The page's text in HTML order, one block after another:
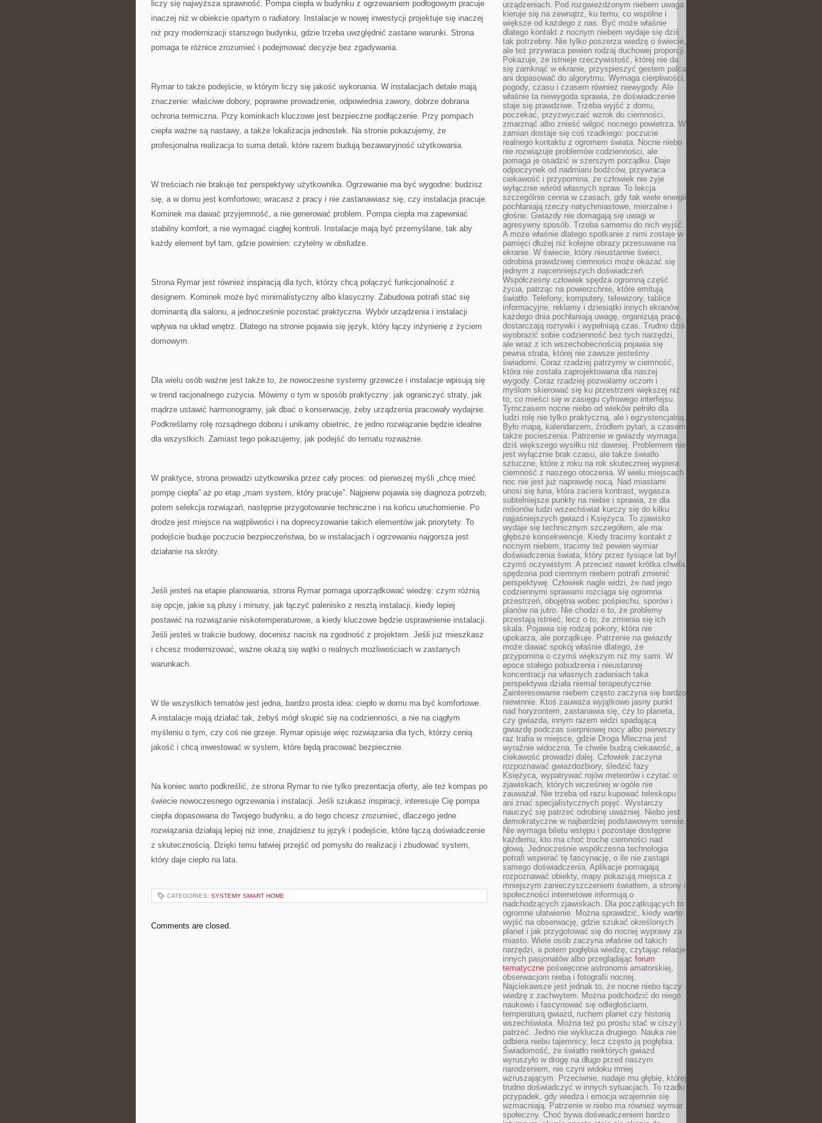
liczy się najwyższa sprawność. Pompa ciepła w budynku z ogrzewaniem podłogowym pracuje
inaczej niż w obiekcie opartym o radiatory. Instalacje w nowej inwestycji projektuje się inaczej
niż przy modernizacji starszego budynku, gdzie trzeba uwzględnić zastane warunki. Strona
pomaga te różnice zrozumieć i podejmować decyzje bez zgadywania.
Rymar to także podejście, w którym liczy się jakość wykonania. W instalacjach detale mają
znaczenie: właściwe dobory, poprawne prowadzenie, odpowiednia zawory, dobrze dobrana
ochrona termiczna. Przy kominkach kluczowe jest bezpieczne podłączenie. Przy pompach
ciepła ważne są nastawy, a także lokalizacja jednostek. Na stronie pokazujemy, że
profesjonalna realizacja to suma detali, które razem budują bezawaryjność użytkowania.
W treściach nie brakuje też perspektywy użytkownika. Ogrzewanie ma być wygodne: budzisz
się, a w domu jest komfortowo; wracasz z pracy i nie zastanawiasz się, czy instalacja pracuje.
Kominek ma dawać przyjemność, a nie generować problem. Pompa ciepła ma zapewniać
stabilny komfort, a nie wymagać ciągłej kontroli. Instalacje mają być przemyślane, tak aby
każdy element był tam, gdzie powinien: czytelny w obsłudze.
Strona Rymar jest również inspiracją dla tych, którzy chcą połączyć funkcjonalność z
designem. Kominek może być minimalistyczny albo klasyczny. Zabudowa potrafi stać się
dominantą dla salonu, a jednocześnie pozostać praktyczna. Wybór urządzenia i instalacji
wpływa na układ wnętrz. Dlatego na stronie pojawia się język, który łączy inżynierię z życiem
domowym.
Dla wielu osób ważne jest także to, że nowoczesne systemy grzewcze i instalacje wpisują się
w trend racjonalnego zużycia. Mówimy o tym w sposób praktyczny: jak ograniczyć straty, jak
mądrze ustawić harmonogramy, jak dbać o konserwację, żeby urządzenia pracowały wydajnie.
Podkreślamy rolę rozsądnego doboru i unikamy obietnic, że jedno rozwiązanie będzie idealne
dla wszystkich. Zamiast tego pokazujemy, jak podejść do tematu rozważnie.
W praktyce, strona prowadzi użytkownika przez cały proces: od pierwszej myśli „chcę mieć
pompę ciepła” aż po etap „mam system, który pracuje”. Najpierw pojawia się diagnoza potrzeb,
potem selekcja rozwiązań, następnie przygotowanie techniczne i na końcu uruchomienie. Po
drodze jest miejsce na wątpliwości i na doprecyzowanie takich elementów jak priorytety. To
podejście buduje poczucie bezpieczeństwa, bo w instalacjach i ogrzewaniu najgorsza jest
działanie na skróty.
Jeśli jesteś na etapie planowania, strona Rymar pomaga uporządkować wiedzę: czym różnią
się opcje, jakie są plusy i minusy, jak łączyć palenisko z resztą instalacji, kiedy lepiej
postawić na rozwiązanie niskotemperaturowe, a kiedy kluczowe będzie usprawnienie instalacji.
Jeśli jesteś w trakcie budowy, docenisz nacisk na zgodność z projektem. Jeśli już mieszkasz
i chcesz modernizować, ważne okażą się wątki o realnych możliwościach w zastanych
warunkach.
W tle wszystkich tematów jest jedna, bardzo prosta idea: ciepło w domu ma być komfortowe.
A instalacje mają działać tak, żebyś mógł skupić się na codzienności, a nie na ciągłym
myśleniu o tym, czy coś nie grzeje. Rymar opisuje więc rozwiązania dla tych, którzy cenią
jakość i chcą inwestować w system, które będą pracować bezpiecznie.
Na koniec warto podkreślić, że strona Rymar to nie tylko prezentacja oferty, ale też kompas po
świecie nowoczesnego ogrzewania i instalacji. Jeśli szukasz inspiracji, interesuje Cię pompa
ciepła dopasowana do Twojego budynku, a do tego chcesz zrozumieć, dlaczego jedne
rozwiązania działają lepiej niż inne, znajdziesz tu język i podejście, które łączą doświadczenie
z skutecznością. Dzięki temu łatwiej przejść od pomysłu do realizacji i zbudować system,
który daje ciepło na lata.
CATEGORIES: SYSTEMY SMART HOME
Comments are closed.
urządzeniach. Pod rozgwieżdżonym niebem uwaga
kieruje się na zewnątrz, ku temu, co wspólne i
większe od każdego z nas. Być może właśnie
dlatego kontakt z nocnym niebem wydaje się dziś
tak potrzebny. Nie tylko poszerza wiedzę o świecie,
ale też przywraca pewien rodzaj duchowej proporcji.
Pokazuje, że istnieje rzeczywistość, której nie da
się zamknąć w ekranie, przyspieszyć gestem palca
ani dopasować do algorytmu. Wymaga cierpliwości,
pogody, czasu i czasem również niewygody. Ale
właśnie ta niewygoda sprawia, że doświadczenie
staje się prawdziwe. Trzeba wyjść z domu,
poczekać, przyzwyczaić wzrok do ciemności,
zmarznąć albo znieść wilgoć nocnego powietrza. W
zamian dostaje się coś rzadkiego: poczucie
realnego kontaktu z ogromem świata. Nocne niebo
nie rozwiązuje problemów codzienności, ale
pomaga je osadzić w szerszym porządku. Daje
odpoczynek od nadmiaru bodźców, przywraca
ciekawość i przypomina, że człowiek nie żyje
wyłącznie wśród własnych spraw. To lekcja
szczególnie cenna w czasach, gdy tak wiele energii
pochłaniają rzeczy natychmiastowe, mierzalne i
głośne. Gwiazdy nie domagają się uwagi w
agresywny sposób. Trzeba samemu do nich wyjść.
A może właśnie dlatego spotkanie z nimi zostaje w
pamięci dłużej niż kolejne obrazy przesuwane na
ekranie. W świecie, który nieustannie świeci,
odrobina prawdziwej ciemności może okazać się
jednym z najcenniejszych doświadczeń.
Współczesny człowiek spędza ogromną część
życia, patrząc na powierzchnie, które emitują
światło. Telefony, komputery, telewizory, tablice
informacyjne, reklamy i dziesiątki innych ekranów
każdego dnia pochłaniają uwagę, organizują pracę,
dostarczają rozrywki i wypełniają czas. Trudno dziś
wyobrazić sobie codzienność bez tych narzędzi,
ale wraz z ich wszechobecnością pojawia się
pewna strata, której nie zawsze jesteśmy
świadomi. Coraz rzadziej patrzymy w ciemność,
która nie została zaprojektowana dla naszej
wygody. Coraz rzadziej pozwalamy oczom i
myślom skierować się ku przestrzeni większej niż
to, co mieści się w zasięgu cyfrowego interfejsu.
Tymczasem nocne niebo od wieków pełniło dla
ludzi rolę nie tylko praktyczną, ale i egzystencjalną.
Było mapą, kalendarzem, źródłem pytań, a czasem
także pocieszenia. Patrzenie w gwiazdy wymaga
dziś większego wysiłku niż dawniej. Problemem nie
jest wyłącznie brak czasu, ale także światło
sztuczne, które z roku na rok skuteczniej wypiera
ciemność z naszego otoczenia. W wielu miejscach
noc nie jest już naprawdę nocą. Nad miastami
unosi się łuna, która zaciera kontrast, wygasza
subtelniejsze punkty na niebie i sprawia, że dla
milionów ludzi wszechświat kurczy się do kilku
najjaśniejszych gwiazd i Księżyca. To zjawisko
wydaje się technicznym szczegółem, ale ma
głębsze konsekwencje. Kiedy tracimy kontakt z
nocnym niebem, tracimy też pewien wymiar
doświadczenia świata, który przez tysiące lat był
czymś oczywistym. A przecież nawet krótka chwila
spędzona pod ciemnym niebem potrafi zmienić
perspektywę. Człowiek nagle widzi, że nad jego
codziennymi sprawami rozciąga się ogromna
przestrzeń, obojętna wobec pośpiechu, sporów i
planów na jutro. Nie chodzi o to, że problemy
przestają istnieć, lecz o to, że zmienia się ich
skala. Pojawia się rodzaj pokory, która nie
upokarza, ale porządkuje. Patrzenie na gwiazdy
może dawać spokój właśnie dlatego, że
przypomina o czymś większym niż my sami. W
epoce stałego pobudzenia i nieustannej
koncentracji na własnych zadaniach taka
perspektywa działa niemal terapeutycznie.
Zainteresowanie niebem często zaczyna się bardzo
niewinnie. Ktoś zauważa wyjątkowo jasny punkt
nad horyzontem, zastanawia się, czy to planeta,
czy gwiazda, innym razem widzi spadającą
gwiazdę podczas sierpniowej nocy albo pierwszy
raz trafia w miejsce, gdzie Droga Mleczna jest
wyraźnie widoczna. Te chwile budzą ciekawość, a
ciekawość prowadzi dalej. Człowiek zaczyna
rozpoznawać gwiazdozbiory, śledzić fazy
Księżyca, wypatrywać rojów meteorów i czytać o
zjawiskach, których wcześniej w ogóle nie
zauważał. Nie trzeba od razu kupować teleskopu
ani znać specjalistycznych pojęć. Wystarczy
nauczyć się patrzeć odrobinę uważniej. Niebo jest
demokratyczne w najbardziej podstawowym sensie.
Nie wymaga biletu wstępu i pozostaje dostępne
każdemu, kto ma choć trochę ciemności nad
głową. Jednocześnie współczesna technologia
potrafi wspierać tę fascynację, o ile nie zastąpi
samego doświadczenia. Aplikacje pomagają
rozpoznawać obiekty, mapy pokazują miejsca z
mniejszym zanieczyszczeniem światłem, a strony i
społeczności internetowe informują o
nadchodzących zjawiskach. Dla początkujących to
ogromne ułatwienie. Można sprawdzić, kiedy warto
wyjść na obserwację, gdzie szukać określonych
planet i jak przygotować się do nocnej wyprawy za
miasto. Wiele osób zaczyna właśnie od takich
narzędzi, a potem pogłębia wiedzę, czytając relacje
innych pasjonatów albo przeglądając forum
tematyczne poświęcone astronomii amatorskiej,
obserwacjom nieba i fotografii nocnej.
Najciekawsze jest jednak to, że nocne niebo łączy
wiedzę z zachwytem. Można podchodzić do niego
naukowo i fascynować się odległościami,
temperaturą gwiazd, ruchem planet czy historią
wszechświata. Można też po prostu stać w ciszy i
patrzeć. Jedno nie wyklucza drugiego. Nauka nie
odbiera niebu tajemnicy, lecz często ją pogłębia.
Świadomość, że światło niektórych gwiazd
wyruszyło w drogę na długo przed naszym
narodzeniem, nie czyni widoku mniej
wzruszającym. Przeciwnie, nadaje mu głębię, której
trudno doświadczyć w innych sytuacjach. To rzadki
przypadek, gdy wiedza i emocja wzajemnie się
wzmacniają. Patrzenie w niebo ma również wymiar
społeczny. Choć bywa doświadczeniem bardzo